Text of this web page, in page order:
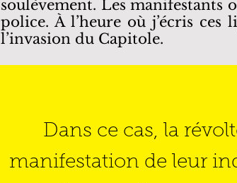
soulèvement. Les manifestants
police. À l’heure où j’écris
l’invasion du Capitole.
Dans ce cas, la
manifestation de leur